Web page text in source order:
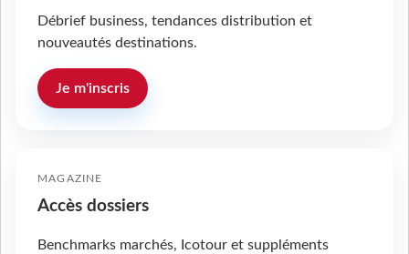
Débrief business, tendances distribution et
nouveautés destinations.
Je m'inscris
MAGAZINE
Accès dossiers
Benchmarks marchés, Icotour et suppléments